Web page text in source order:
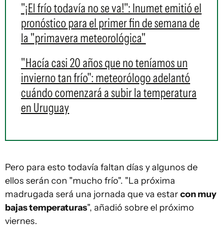
"¡El frío todavía no se va!": Inumet emitió el
pronóstico para el primer fin de semana de
la "primavera meteorológica"
"Hacía casi 20 años que no teníamos un
invierno tan frío": meteorólogo adelantó
cuándo comenzará a subir la temperatura
en Uruguay
Pero para esto todavía faltan días y algunos de
ellos serán con "mucho frío". "La próxima
madrugada será una jornada que va estarcon muy
bajas temperaturas", añadió sobre el próximo
viernes.